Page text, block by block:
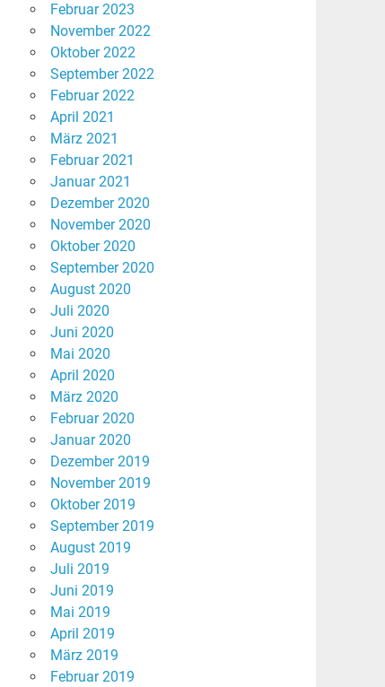
Februar 2023
November 2022
Oktober 2022
September 2022
Februar 2022
April 2021
März 2021
Februar 2021
Januar 2021
Dezember 2020
November 2020
Oktober 2020
September 2020
August 2020
Juli 2020
Juni 2020
Mai 2020
April 2020
März 2020
Februar 2020
Januar 2020
Dezember 2019
November 2019
Oktober 2019
September 2019
August 2019
Juli 2019
Juni 2019
Mai 2019
April 2019
März 2019
Februar 2019